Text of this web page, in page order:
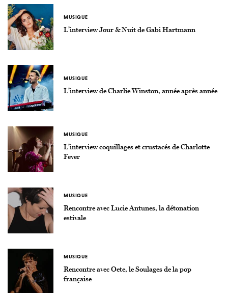
MUSIQUE
L’interview Jour & Nuit de Gabi Hartmann
MUSIQUE
L’interview de Charlie Winston, année après année
MUSIQUE
L’interview coquillages et crustacés de Charlotte
Fever
MUSIQUE
Rencontre avec Lucie Antunes, la détonation
estivale
MUSIQUE
Rencontre avec Oete, le Soulages de la pop
française